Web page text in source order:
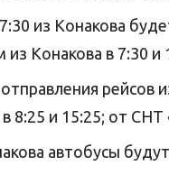
7:30 из Конакова
из Конакова в 7:30
рейсов
в 8:25 и 15:25; от
автобусы